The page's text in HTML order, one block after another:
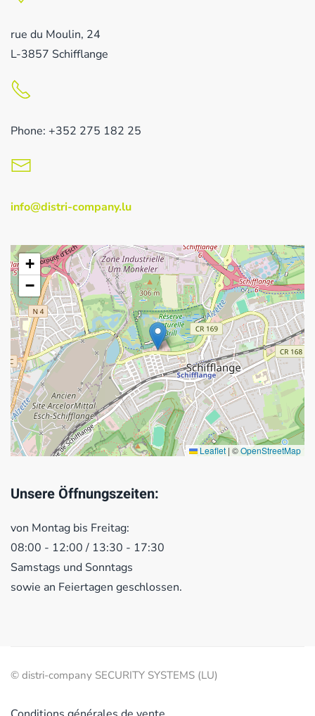
rue du Moulin, 24
L-3857 Schifflange
Phone: +352 275 182 25
info@distri-company.lu
+
−
Leaflet | ©OpenStreetMap
Unsere Öffnungszeiten:
von Montag bis Freitag:
08:00 - 12:00 / 13:30 - 17:30
Samstags und Sonntags
sowie an Feiertagen geschlossen.
© distri-company SECURITY SYSTEMS (LU)